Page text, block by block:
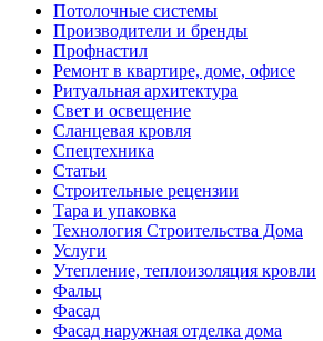
Потолочные системы
Производители и бренды
Профнастил
Ремонт в квартире, доме, офисе
Ритуальная архитектура
Свет и освещение
Сланцевая кровля
Спецтехника
Статьи
Строительные рецензии
Тара и упаковка
Технология Строительства Дома
Услуги
Утепление, теплоизоляция кровли
Фальц
Фасад
Фасад наружная отделка дома